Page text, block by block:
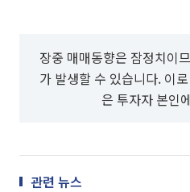
장중 매매동향은 잠정치이
가 발생할 수 있습니다. 이
은 투자자 본인
관련 뉴스